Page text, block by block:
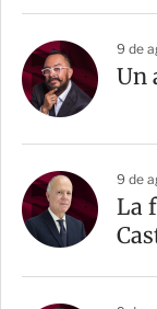
9 de
Un
9 de
La